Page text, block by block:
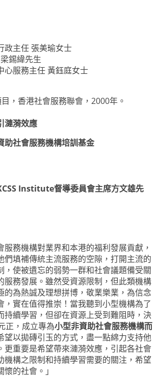
政主任 張美瑜女士
錫緯先生
心服務主任 黃鈺庭女士
，香港社會服務聯會， 2000年。
漣漪效應
助社會服務機構培訓基金
Institute督導委員會主席方文雄先
服務機構對業界和本港的福利發展貢獻，
們填補傳統主流服務的空隙，打開主流的
，使被遺忘的弱勢一群和社會議題備受關
服務發展。雖然受資源限制，但此類機構
的為熱誠及理想拼博，敬業樂業，為信念
，實在值得推崇！當我聽到小型機構為了
持續學習，但卻在資源上受到難阻時，決
正，成立專為小型非資助社會服務機構而
望以拋磚引玉的方式，盡一點綿力支持他
更重要是希望帶來漣漪效應，引起各社會
機構之限制和持續學習需要的關注，希望
懷的社會 。 」